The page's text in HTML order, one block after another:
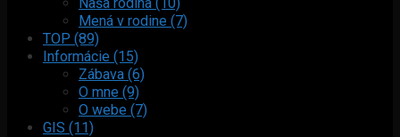
Mená v rodine (7)
TOP (89)
Informácie (15)
Zábava (6)
O mne (9)
O webe (7)
GIS (11)